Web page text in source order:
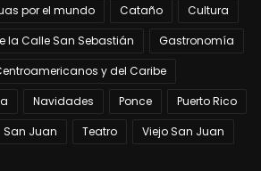
por el mundo Cataño
Cultura
la Calle San Sebastián
Gastronomía
y del Caribe
Navidades Ponce
Puerto Rico
San Juan Teatro Viejo San Juan